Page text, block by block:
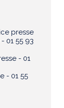
presse
01 55 93
- 01
- 01 55